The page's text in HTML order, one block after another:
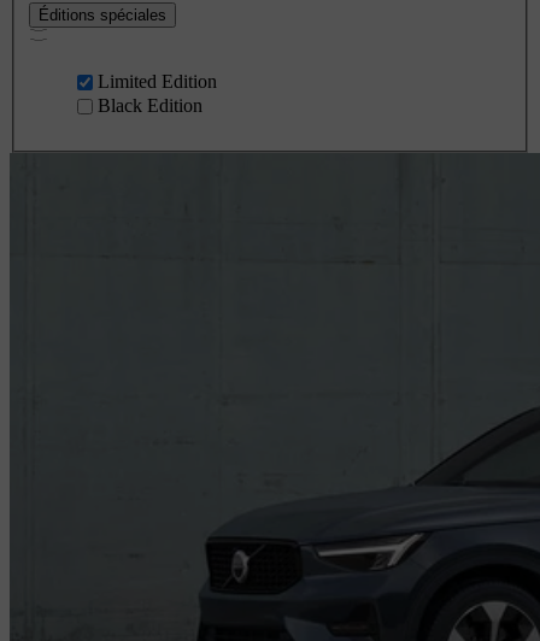
Éditions spéciales
Limited Edition
Black Edition